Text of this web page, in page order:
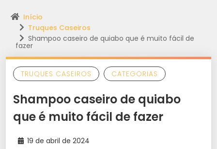
Início
Truques Caseiros
Shampoo caseiro de quiabo que é muito fácil de
fazer
TRUQUES CASEIROS CATEGORIAS
Shampoo caseiro de quiabo
que é muito fácil de fazer
19 de abril de 2024